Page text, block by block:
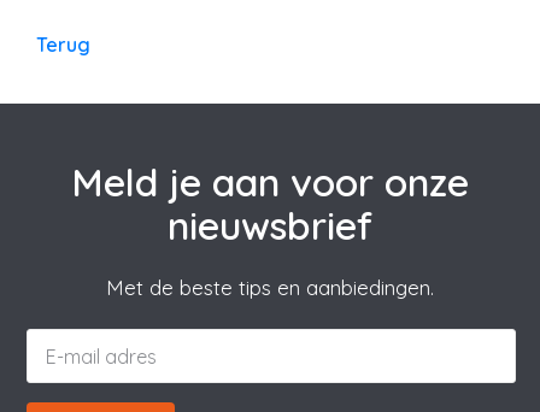
Terug
Meld je aan voor onze
nieuwsbrief
Met de beste tips en aanbiedingen.